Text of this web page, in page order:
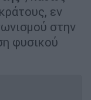
εν
στην
φυσικού